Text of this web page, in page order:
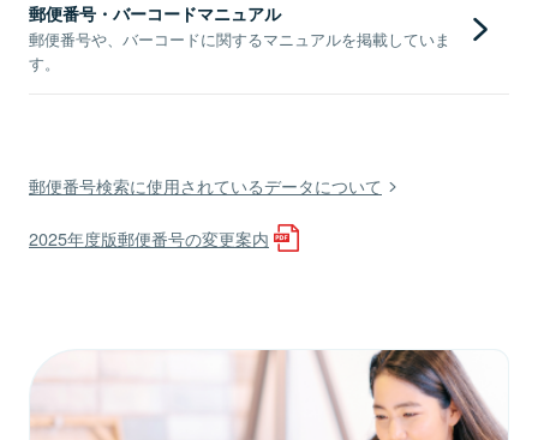
郵便番号・バーコードマニュアル
郵便番号や、バーコードに関するマニュアルを掲載していま
す。
郵便番号検索に使用されているデータについて
2025年度版郵便番号の変更案内